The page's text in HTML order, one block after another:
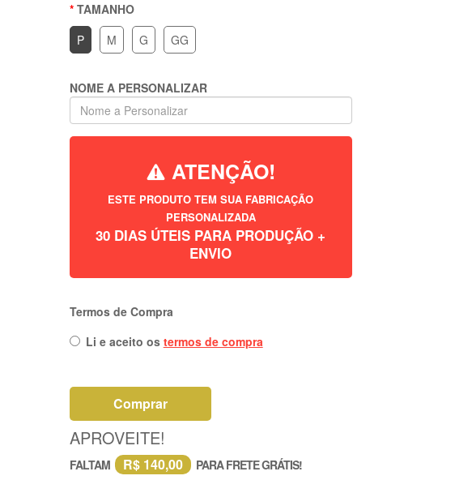
TAMANHO
P
M G GG
NOME A PERSONALIZAR
ATENÇÃO!
ESTE PRODUTO TEM SUA FABRICAÇÃO
PERSONALIZADA
30 DIAS ÚTEIS PARA PRODUÇÃO +
ENVIO
Termos de Compra
Li e aceito os termos de compra
Comprar
APROVEITE!
FALTAM R$ 140,00 PARA FRETE GRÁTIS!